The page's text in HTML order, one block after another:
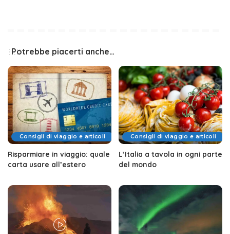
Potrebbe piacerti anche…
Consigli di viaggio e articoli
Risparmiare in viaggio: quale
carta usare all’estero
Consigli di viaggio e articoli
L’Italia a tavola in ogni parte
del mondo